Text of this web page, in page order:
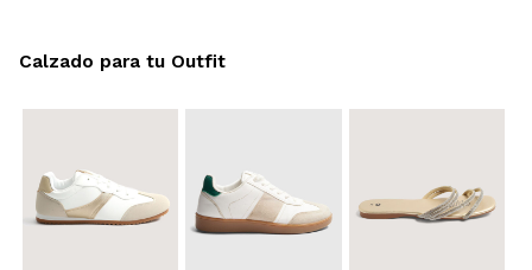
Calzado para tu Outfit